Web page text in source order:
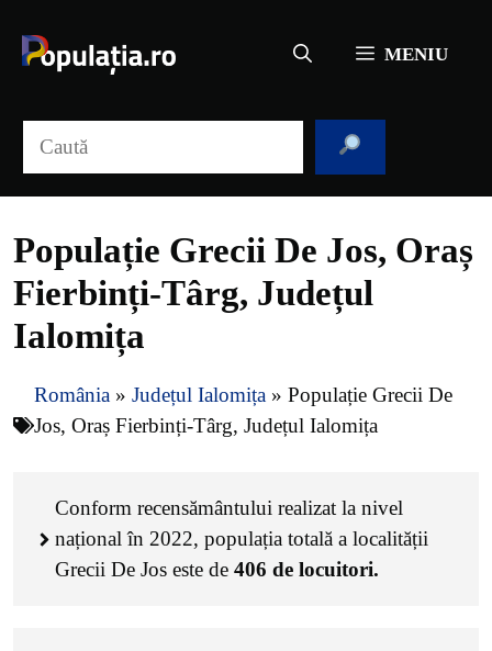
conținut
MENIU
Populație Grecii De Jos, Oraș
Fierbinți-Târg, Județul
Ialomița
România » Județul Ialomița » Populație Grecii De
Jos, Oraș Fierbinți-Târg, Județul Ialomița
Conform recensământului realizat la nivel
național în 2022, populația totală a localității
Grecii De Jos este de 406 de locuitori.